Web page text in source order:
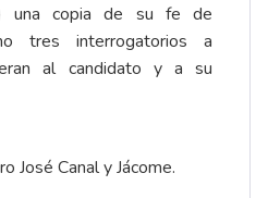
una copia de su fe de
tres interrogatorios a
al candidato y a su
José Canal y Jácome.